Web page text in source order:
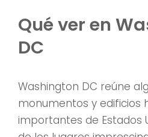
Qué ver en
DC
Washington DC reúne
monumentos y edificios
importantes de Estados